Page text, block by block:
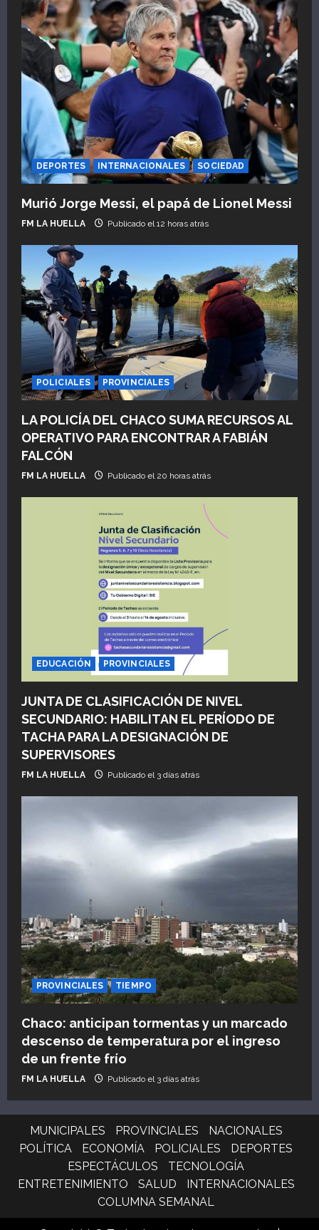
DEPORTES INTERNACIONALES SOCIEDAD
Murió Jorge Messi, el papá de Lionel Messi
FM LA HUELLA Publicado el 12 horas atrás
POLICIALES PROVINCIALES
LA POLICÍA DEL CHACO SUMA RECURSOS AL
OPERATIVO PARA ENCONTRAR A FABIÁN
FALCÓN
FM LA HUELLA Publicado el 20 horas atrás
EDUCACIÓN PROVINCIALES
JUNTA DE CLASIFICACIÓN DE NIVEL
SECUNDARIO: HABILITAN EL PERÍODO DE
TACHA PARA LA DESIGNACIÓN DE
SUPERVISORES
FM LA HUELLA Publicado el 3 días atrás
PROVINCIALES TIEMPO
Chaco: anticipan tormentas y un marcado
descenso de temperatura por el ingreso
de un frente frío
FM LA HUELLA Publicado el 3 días atrás
MUNICIPALES PROVINCIALES
NACIONALES
POLÍTICA
ECONOMÍA POLICIALES
DEPORTES
ESPECTÁCULOS
TECNOLOGÍA
ENTRETENIMIENTO
SALUD
INTERNACIONALES
COLUMNA SEMANAL